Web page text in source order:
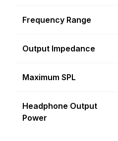
Frequency Range
Output Impedance
Maximum SPL
Headphone Output
Power